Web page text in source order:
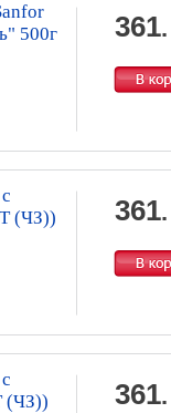
500г
361.
(ЧЗ))
361.
(ЧЗ))
361.